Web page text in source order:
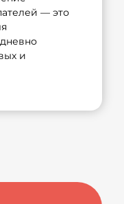
— это
и